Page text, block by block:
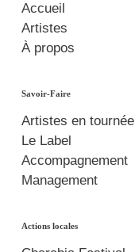
Accueil
Artistes
À propos
Savoir-Faire
Artistes en tournée
Le Label
Accompagnement
Management
Actions locales